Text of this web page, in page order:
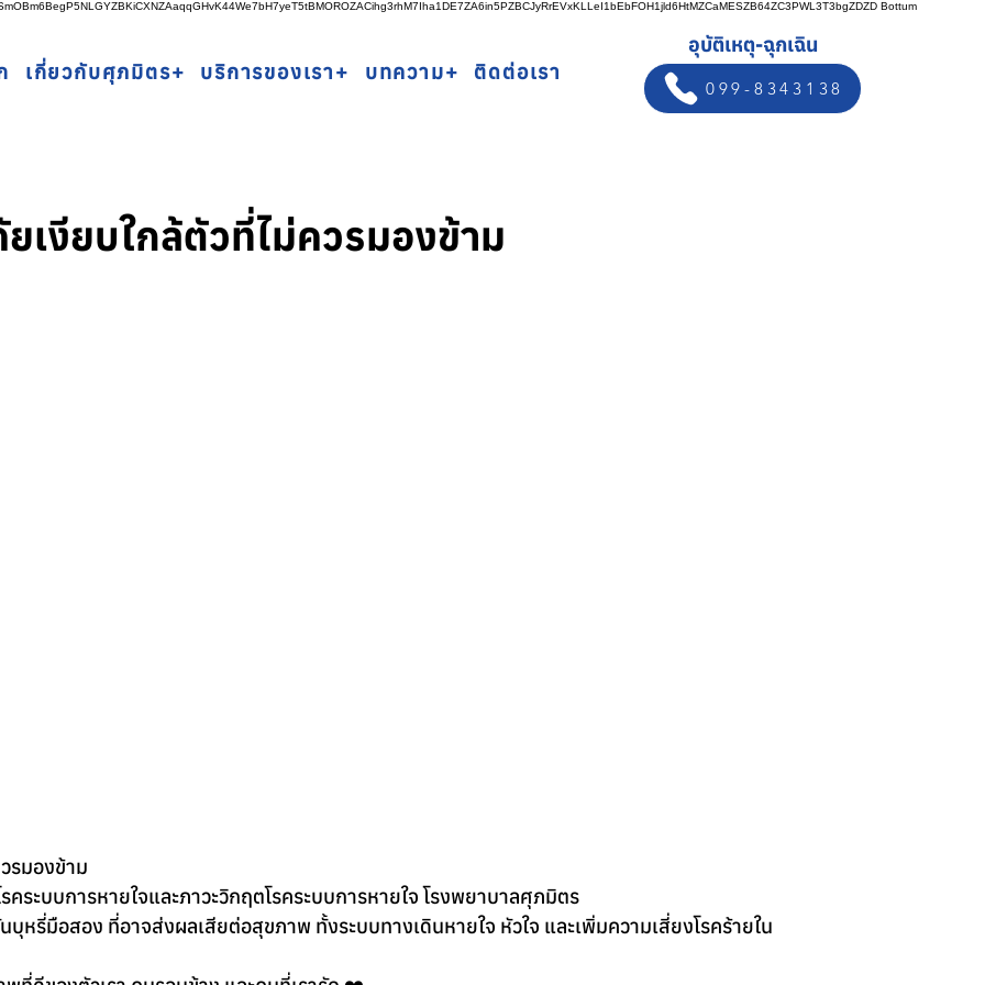
Bottum
เกี่ยวกับศุภมิตร+ บริการของเรา+ บทความ+ ติดต่อเรา
อุบัติเหตุ-ฉุกเฉิน
099-8343138
งียบใกล้ตัวที่ไม่ควรมองข้าม
รมองข้าม
ะบบการหายใจและภาวะวิกฤตโรคระบบการหายใจ โรงพยาบาลศุภมิตร
หรี่มือสอง ที่อาจส่งผลเสียต่อสุขภาพ ทั้งระบบทางเดินหายใจ หัวใจ และเพิ่มความเสี่ยงโรคร้ายใน